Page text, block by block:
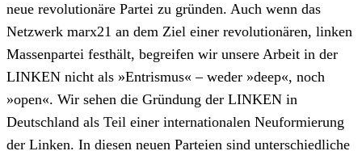
neue revolutionäre Partei zu gründen. Auch wenn das
Netzwerk marx21 an dem Ziel einer revolutionären, linken
Massenpartei festhält, begreifen wir unsere Arbeit in der
LINKEN nicht als »Entrismus« – weder »deep«, noch
»open«. Wir sehen die Gründung der LINKEN in
Deutschland als Teil einer internationalen Neuformierung
der Linken. In diesen neuen Parteien sind unterschiedliche